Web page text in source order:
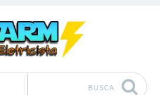
BUSCA